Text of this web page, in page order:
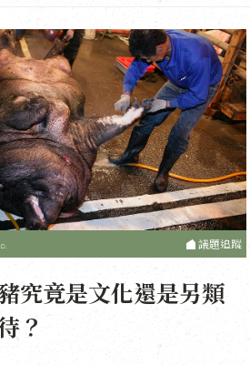
議題追蹤
究竟是文化還是另類
？